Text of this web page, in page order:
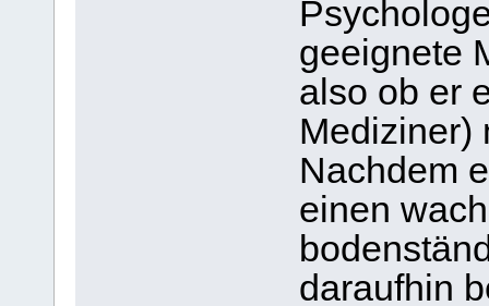
geeignete
also ob er
Mediziner)
Nachdem
einen
daraufhin